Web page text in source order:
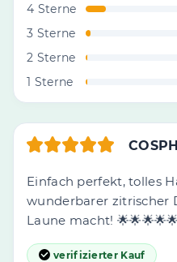
4 Sterne
3 Sterne
2 Sterne
1 Sterne
Einfach perfekt, tolles
wunderbarer zitrischer
Laune macht! 🌟🌟🌟🌟🌟
verifizierter Kauf